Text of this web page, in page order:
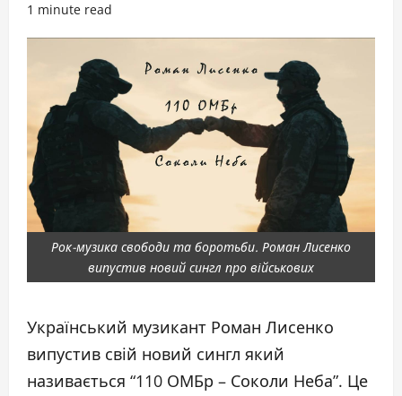
1 minute read
Рок-музика свободи та боротьби. Роман Лисенко
випустив новий сингл про військових
Український музикант Роман Лисенко
випустив свій новий сингл який
називається “110 ОМБр – Соколи Неба”. Це